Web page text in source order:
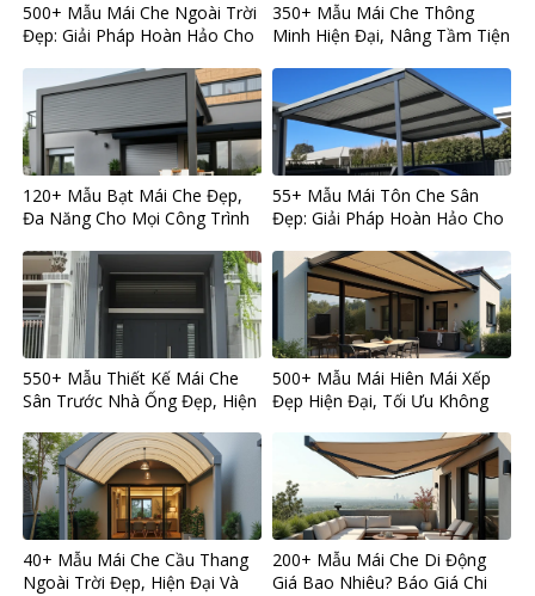
500+ Mẫu Mái Che Ngoài Trời
Đẹp: Giải Pháp Hoàn Hảo Cho
350+ Mẫu Mái Che Thông
Minh Hiện Đại, Nâng Tầm Tiện
120+ Mẫu Bạt Mái Che Đẹp,
Đa Năng Cho Mọi Công Trình
55+ Mẫu Mái Tôn Che Sân
Đẹp: Giải Pháp Hoàn Hảo Cho
550+ Mẫu Thiết Kế Mái Che
Sân Trước Nhà Ống Đẹp, Hiện
500+ Mẫu Mái Hiên Mái Xếp
Đẹp Hiện Đại, Tối Ưu Không
40+ Mẫu Mái Che Cầu Thang
Ngoài Trời Đẹp, Hiện Đại Và
200+ Mẫu Mái Che Di Động
Giá Bao Nhiêu? Báo Giá Chi